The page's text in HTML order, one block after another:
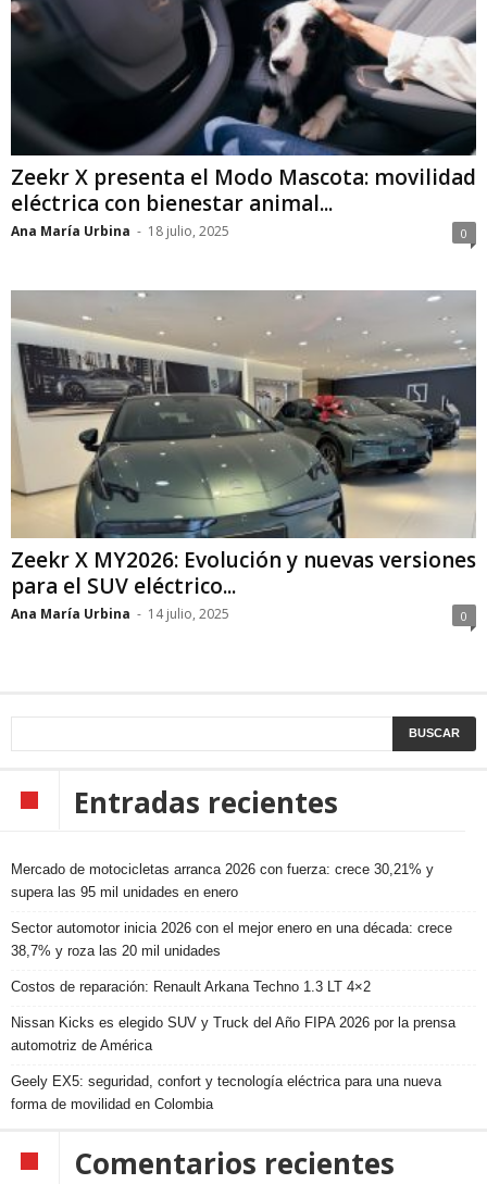
Zeekr X presenta el Modo Mascota: movilidad
eléctrica con bienestar animal...
Ana María Urbina - 18 julio, 2025 0
Zeekr X MY2026: Evolución y nuevas versiones
para el SUV eléctrico...
Ana María Urbina - 14 julio, 2025 0
Entradas recientes
Mercado de motocicletas arranca 2026 con fuerza: crece 30,21% y
supera las 95 mil unidades en enero
Sector automotor inicia 2026 con el mejor enero en una década: crece
38,7% y roza las 20 mil unidades
Costos de reparación: Renault Arkana Techno 1.3 LT 4×2
Nissan Kicks es elegido SUV y Truck del Año FIPA 2026 por la prensa
automotriz de América
Geely EX5: seguridad, confort y tecnología eléctrica para una nueva
forma de movilidad en Colombia
Comentarios recientes